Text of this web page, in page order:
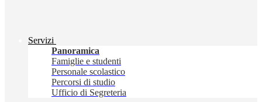
Servizi
Panoramica
Famiglie e studenti
Personale scolastico
Percorsi di studio
Ufficio di Segreteria